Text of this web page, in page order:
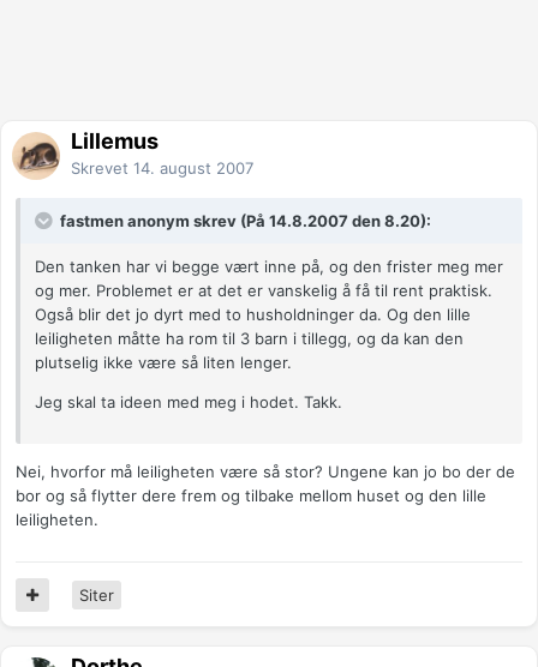
Lillemus
Skrevet 14. august 2007
fastmen anonym skrev (På 14.8.2007 den 8.20):
Den tanken har vi begge vært inne på, og den frister meg mer
og mer. Problemet er at det er vanskelig å få til rent praktisk.
Også blir det jo dyrt med to husholdninger da. Og den lille
leiligheten måtte ha rom til 3 barn i tillegg, og da kan den
plutselig ikke være så liten lenger.
Jeg skal ta ideen med meg i hodet. Takk.
Nei, hvorfor må leiligheten være så stor? Ungene kan jo bo der de
bor og så flytter dere frem og tilbake mellom huset og den lille
leiligheten.
Siter